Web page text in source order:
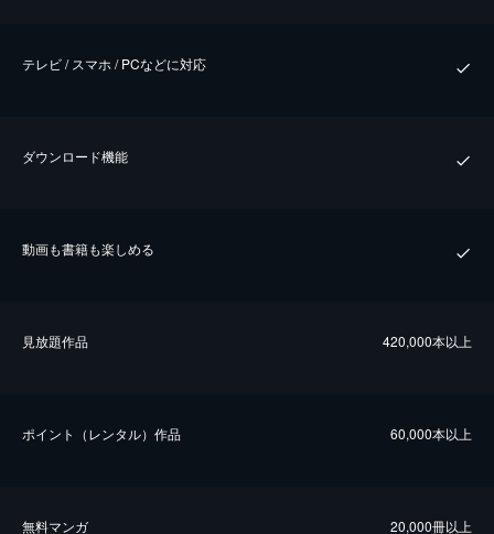
テレビ / スマホ / PCなどに対応
ダウンロード機能
動画も書籍も楽しめる
⾒放題作品 420,000本以上
ポイント（レンタル）作品 60,000本以上
無料マンガ 20,000冊以上